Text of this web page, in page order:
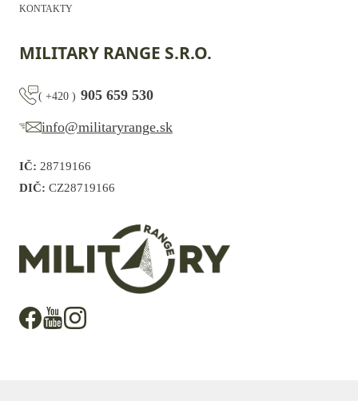
KONTAKTY
MILITARY RANGE S.R.O.
( +420 ) 905 659 530
info@militaryrange.sk
IČ: 28719166
DIČ: CZ28719166